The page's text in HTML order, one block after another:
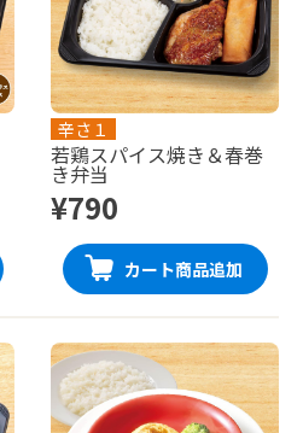
辛さ１
若鶏スパイス焼き＆春巻
き弁当
¥790
カート商品追加